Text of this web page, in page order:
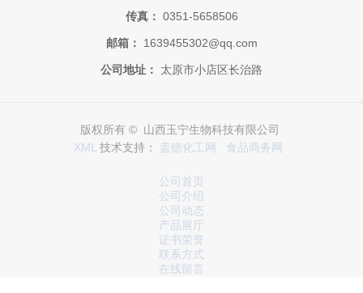
传真： 0351-5658506
邮箱： 1639455302@qq.com
公司地址： 太原市小店区长治路
版权所有 © 山西玉宁生物科技有限公司
XML 技术支持： 盖德化工网 食品商务网
公司首页
公司介绍
公司动态
产品展厅
证书荣誉
联系方式
在线留言